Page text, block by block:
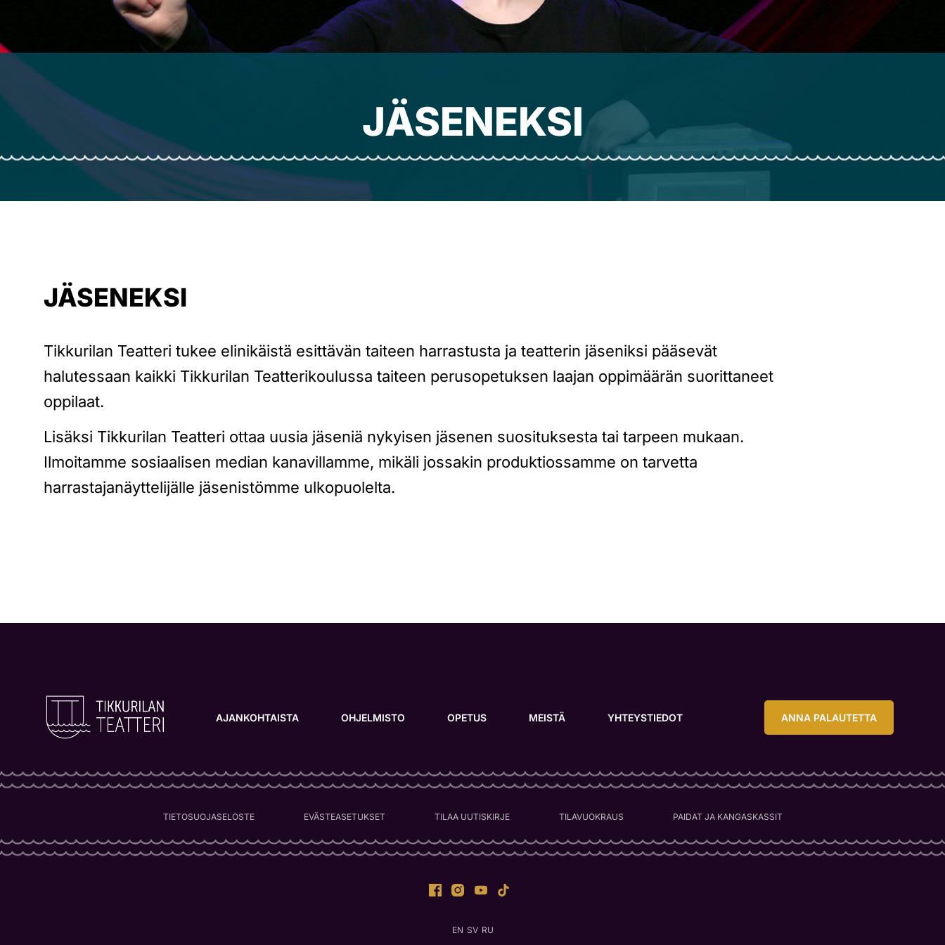
JÄSENEKSI
JÄSENEKSI
Tikkurilan Teatteri tukee elinikäistä esittävän taiteen harrastusta ja teatterin jäseniksi pääsevät
halutessaan kaikki Tikkurilan Teatterikoulussa taiteen perusopetuksen laajan oppimäärän suorittaneet
oppilaat.
Lisäksi Tikkurilan Teatteri ottaa uusia jäseniä nykyisen jäsenen suosituksesta tai tarpeen mukaan.
Ilmoitamme sosiaalisen median kanavillamme, mikäli jossakin produktiossamme on tarvetta
harrastajanäyttelijälle jäsenistömme ulkopuolelta.
AJANKOHTAISTA OHJELMISTO OPETUS MEISTÄ YHTEYSTIEDOT ANNA PALAUTETTA
TIETOSUOJASELOSTE EVÄSTEASETUKSET TILAA UUTISKIRJE TILAVUOKRAUS PAIDAT JA KANGASKASSIT
EN SV RU